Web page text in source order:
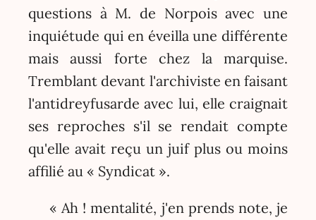
questions à M. de Norpois avec une
inquiétude qui en éveilla une différente
mais aussi forte chez la marquise.
Tremblant devant l'archiviste en faisant
l'antidreyfusarde avec lui, elle craignait
ses reproches s'il se rendait compte
qu'elle avait reçu un juif plus ou moins
affilié au « Syndicat ».
« Ah ! mentalité, j'en prends note, je